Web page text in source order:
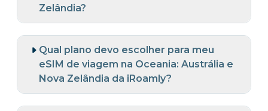
Zelândia?
Qual plano devo escolher para meu
eSIM de viagem na Oceania: Austrália e
Nova Zelândia da iRoamly?